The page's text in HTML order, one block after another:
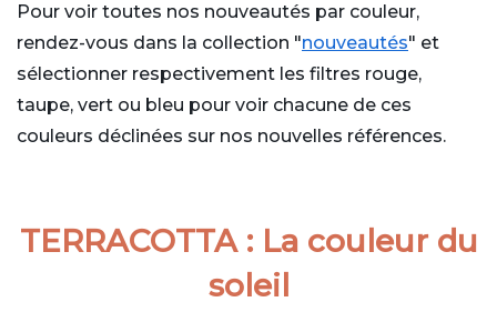
Pour voir toutes nos nouveautés par couleur,
rendez-vous dans la collection "nouveautés" et
sélectionner respectivement les filtres rouge,
taupe, vert ou bleu pour voir chacune de ces
couleurs déclinées sur nos nouvelles références.
TERRACOTTA : La couleur du
soleil